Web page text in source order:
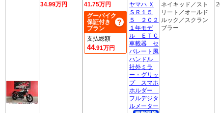
34.99万円
41.75万円
グーバイク
保証付き
プラン
支払総額
44.91万円
ヤマハ Ｘ
ＳＲ１５
５ ２０２
１年モデ
ル ＥＴＣ
車載器 セ
パレート風
ハンドル
社外ミラ
ー・グリッ
プ スマホ
ホルダー
フルデジタ
ルメーター
ネイキッド／スト
リート／オールド
ルック／スクラン
ブラー